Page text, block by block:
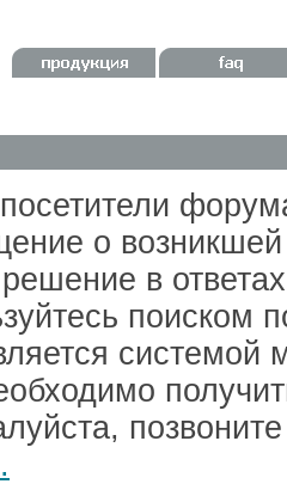
о
в
поиском
системой